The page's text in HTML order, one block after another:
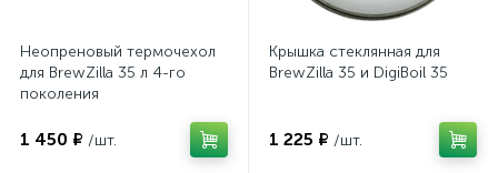
Неопреновый термочехол
для BrewZilla 35 л 4-го
поколения
1 450 ₽ /шт.
Крышка стеклянная для
BrewZilla 35 и DigiBoil 35
1 225 ₽ /шт.